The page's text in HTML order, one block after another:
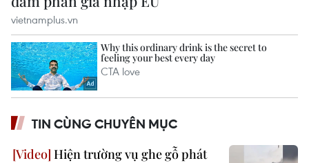
TIN CÙNG CHUYÊN MỤC
Hiện trường vụ ghe gỗ phát